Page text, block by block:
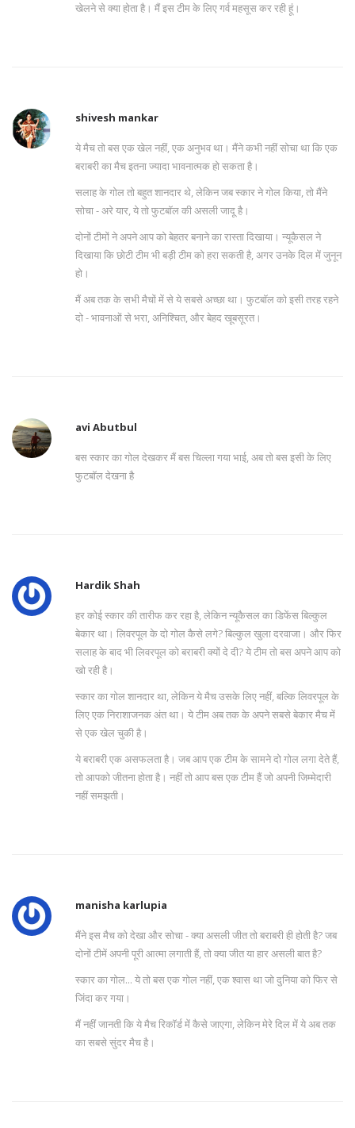
खेलने से क्या होता है। मैं इस टीम के लिए गर्व महसूस कर रही हूं।
shivesh mankar
ये मैच तो बस एक खेल नहीं, एक अनुभव था। मैंने कभी नहीं सोचा था कि एक
बराबरी का मैच इतना ज्यादा भावनात्मक हो सकता है।
सलाह के गोल तो बहुत शानदार थे, लेकिन जब स्कार ने गोल किया, तो मैंने
सोचा - अरे यार, ये तो फुटबॉल की असली जादू है।
दोनों टीमों ने अपने आप को बेहतर बनाने का रास्ता दिखाया। न्यूकैसल ने
दिखाया कि छोटी टीम भी बड़ी टीम को हरा सकती है, अगर उनके दिल में जुनून
हो।
मैं अब तक के सभी मैचों में से ये सबसे अच्छा था। फुटबॉल को इसी तरह रहने
दो - भावनाओं से भरा, अनिश्चित, और बेहद खूबसूरत।
avi Abutbul
बस स्कार का गोल देखकर मैं बस चिल्ला गया भाई, अब तो बस इसी के लिए
फुटबॉल देखना है
Hardik Shah
हर कोई स्कार की तारीफ कर रहा है, लेकिन न्यूकैसल का डिफेंस बिल्कुल
बेकार था। लिवरपूल के दो गोल कैसे लगे? बिल्कुल खुला दरवाजा। और फिर
सलाह के बाद भी लिवरपूल को बराबरी क्यों दे दी? ये टीम तो बस अपने आप को
खो रही है।
स्कार का गोल शानदार था, लेकिन ये मैच उसके लिए नहीं, बल्कि लिवरपूल के
लिए एक निराशाजनक अंत था। ये टीम अब तक के अपने सबसे बेकार मैच में
से एक खेल चुकी है।
ये बराबरी एक असफलता है। जब आप एक टीम के सामने दो गोल लगा देते हैं,
तो आपको जीतना होता है। नहीं तो आप बस एक टीम हैं जो अपनी जिम्मेदारी
नहीं समझती।
manisha karlupia
मैंने इस मैच को देखा और सोचा - क्या असली जीत तो बराबरी ही होती है? जब
दोनों टीमें अपनी पूरी आत्मा लगाती हैं, तो क्या जीत या हार असली बात है?
स्कार का गोल... ये तो बस एक गोल नहीं, एक श्वास था जो दुनिया को फिर से
जिंदा कर गया।
मैं नहीं जानती कि ये मैच रिकॉर्ड में कैसे जाएगा, लेकिन मेरे दिल में ये अब तक
का सबसे सुंदर मैच है।